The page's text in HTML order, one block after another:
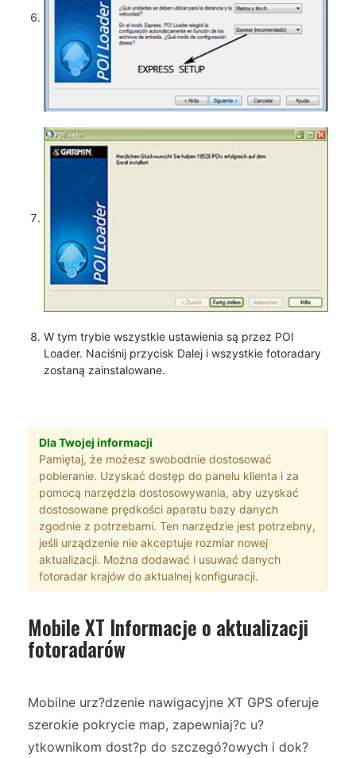
W tym trybie wszystkie ustawienia są przez POI
Loader. Naciśnij przycisk Dalej i wszystkie fotoradary
zostaną zainstalowane.
Dla Twojej informacji
Pamiętaj, że możesz swobodnie dostosować
pobieranie. Uzyskać dostęp do panelu klienta i za
pomocą narzędzia dostosowywania, aby uzyskać
dostosowane prędkości aparatu bazy danych
zgodnie z potrzebami. Ten narzędzie jest potrzebny,
jeśli urządzenie nie akceptuje rozmiar nowej
aktualizacji. Można dodawać i usuwać danych
fotoradar krajów do aktualnej konfiguracji.
Mobile XT Informacje o aktualizacji
fotoradarów
Mobilne urz?dzenie nawigacyjne XT GPS oferuje
szerokie pokrycie map, zapewniaj?c u?
ytkownikom dost?p do szczegó?owych i dok?